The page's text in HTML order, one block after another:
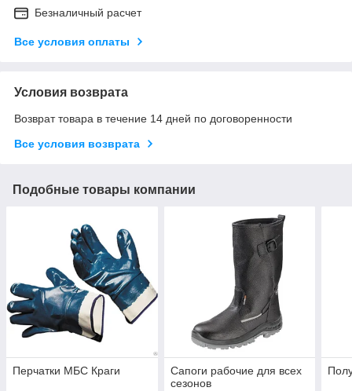
Безналичный расчет
Все условия оплаты
Условия возврата
Возврат товара в течение 14 дней по договоренности
Все условия возврата
Подобные товары компании
Перчатки МБС Краги
Сапоги рабочие для всех
сезонов